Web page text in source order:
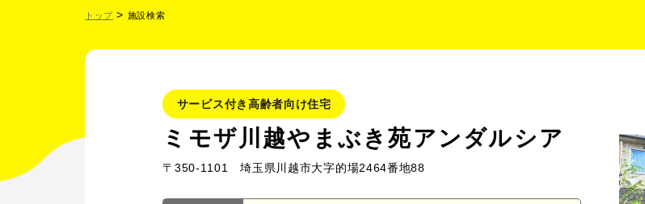
トップ 施設検索
サービス付き高齢者向け住宅
ミモザ川越やまぶき苑アンダルシア
〒350-1101 埼玉県川越市大字的場2464番地88